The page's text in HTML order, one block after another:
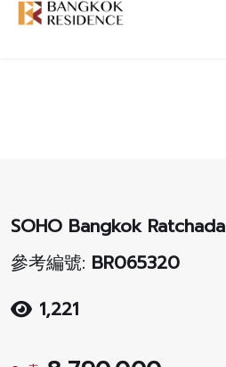
SOHO Bangkok Ratchada
參考編號: BR065320
1,221